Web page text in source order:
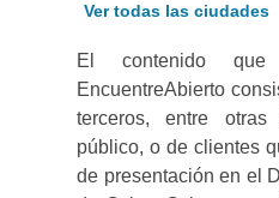
Ver todas las ciudades
El contenido
EncuentreAbierto
terceros, entre
público, o de clientes
de presentación en el